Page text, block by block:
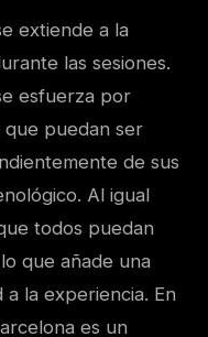
extiende a la
las sesiones.
esfuerza por
puedan ser
de sus
Al igual
todos puedan
que añade una
a la experiencia. En
es un